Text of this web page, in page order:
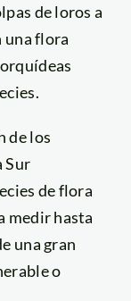
de loros a
una flora
de los
Sur
de flora
medir hasta
una gran
o